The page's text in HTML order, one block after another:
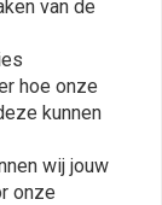
je langs een
te veel
ook een
Dit heet
van de
hoe onze
kunnen
wij jouw
onze